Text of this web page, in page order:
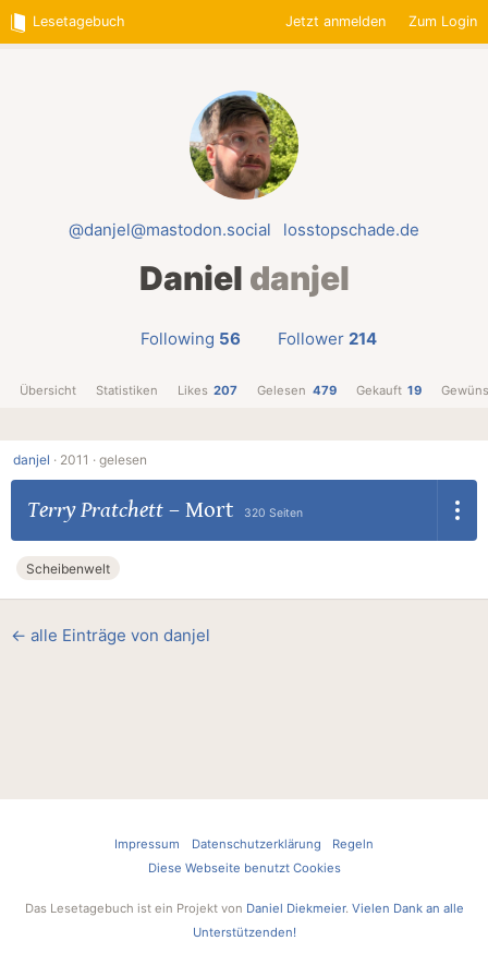
Lesetagebuch Jetzt anmelden Zum Login
@danjel@mastodon.social losstopschade.de
Daniel danjel
Following 56 Follower 214
Übersicht Statistiken Likes 207 Gelesen 479 Gekauft 19
danjel · 2011 · gelesen
Terry Pratchett– Mort 320 Seiten
Scheibenwelt
← alle Einträge von danjel
Impressum Datenschutzerklärung
Regeln
Diese Webseite benutzt Cookies
Das Lesetagebuch ist ein Projekt von Daniel Diekmeier. Vielen Dank an alle
Unterstützenden!